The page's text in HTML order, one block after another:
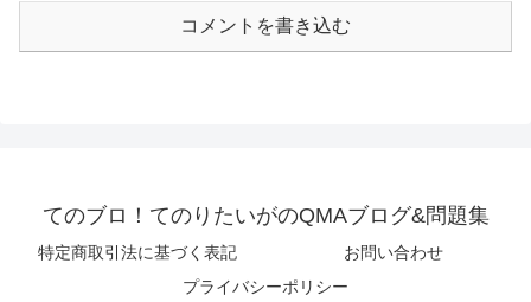
コメントを書き込む
てのブロ！てのりたいがのQMAブログ&問題集
特定商取引法に基づく表記
お問い合わせ
プライバシーポリシー